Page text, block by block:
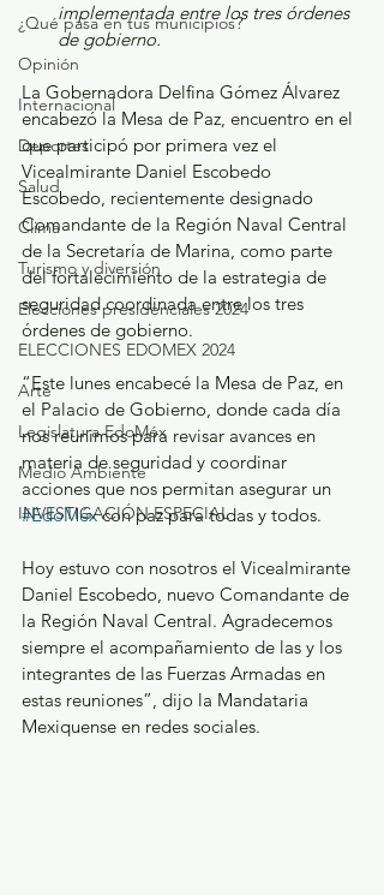
¿Qué pasa en tus municipios?
Opinión
Internacional
Deportes
Salud
Clima
Turismo y diversión
Elecciones presidenciales 2024
ELECCIONES EDOMEX 2024
Arte
Legislatura EdoMéx
Medio Ambiente
INVESTIGACIÓN ESPECIAL
implementada entre los tres órdenes
de gobierno.
La Gobernadora Delfina Gómez Álvarez
encabezó la Mesa de Paz, encuentro en el
que participó por primera vez el
Vicealmirante Daniel Escobedo
Escobedo, recientemente designado
Comandante de la Región Naval Central
de la Secretaría de Marina, como parte
del fortalecimiento de la estrategia de
seguridad coordinada entre los tres
órdenes de gobierno.
“Este lunes encabecé la Mesa de Paz, en
el Palacio de Gobierno, donde cada día
nos reunimos para revisar avances en
materia de seguridad y coordinar
acciones que nos permitan asegurar un
#EdoMéx con paz para todas y todos.
Hoy estuvo con nosotros el Vicealmirante
Daniel Escobedo, nuevo Comandante de
la Región Naval Central. Agradecemos
siempre el acompañamiento de las y los
integrantes de las Fuerzas Armadas en
estas reuniones”, dijo la Mandataria
Mexiquense en redes sociales.